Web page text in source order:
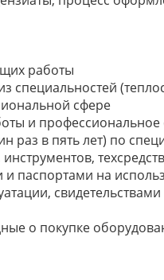
работы
специальностей
сфере
и профессиональное
в пять лет) по
и паспортами на
о покупке